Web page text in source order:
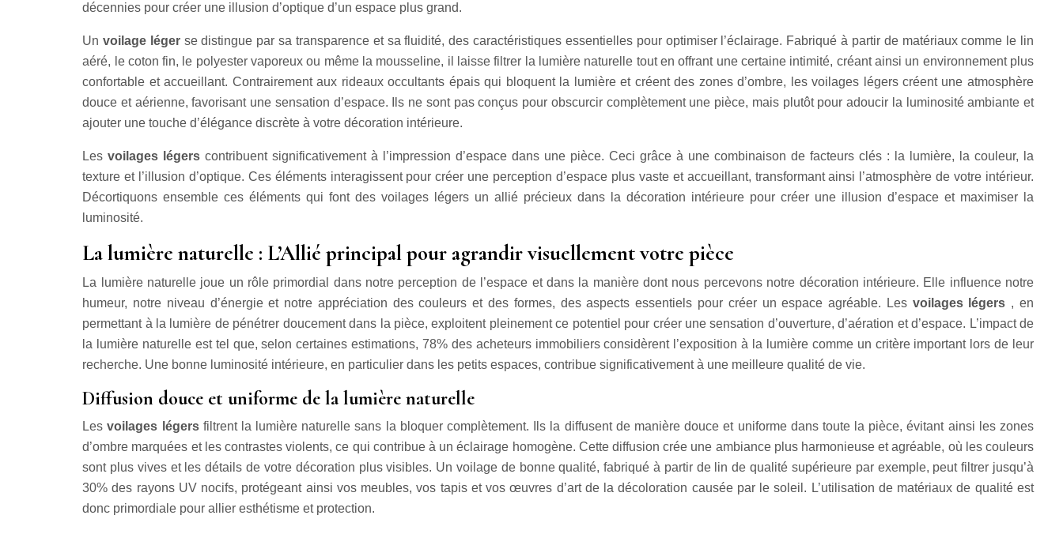
décennies pour créer une illusion d’optique d’un espace plus grand.
Unvoilage léger se distingue par sa transparence et sa fluidité, des caractéristiques essentielles pour optimiser l’éclairage. Fabriqué à partir de matériaux comme le lin
aéré, le coton fin, le polyester vaporeux ou même la mousseline, il laisse filtrer la lumière naturelle tout en offrant une certaine intimité, créant ainsi un environnement plus
confortable et accueillant. Contrairement aux rideaux occultants épais qui bloquent la lumière et créent des zones d’ombre, les voilages légers créent une atmosphère
douce et aérienne, favorisant une sensation d’espace. Ils ne sont pas conçus pour obscurcir complètement une pièce, mais plutôt pour adoucir la luminosité ambiante et
ajouter une touche d’élégance discrète à votre décoration intérieure.
Lesvoilages légerscontribuent significativement à l’impression d’espace dans une pièce. Ceci grâce à une combinaison de facteurs clés : la lumière, la couleur, la
texture et l’illusion d’optique. Ces éléments interagissent pour créer une perception d’espace plus vaste et accueillant, transformant ainsi l’atmosphère de votre intérieur.
Décortiquons ensemble ces éléments qui font des voilages légers un allié précieux dans la décoration intérieure pour créer une illusion d’espace et maximiser la
luminosité.
La lumière naturelle : L’Allié principal pour agrandir visuellement votre pièce
La lumière naturelle joue un rôle primordial dans notre perception de l’espace et dans la manière dont nous percevons notre décoration intérieure. Elle influence notre
humeur, notre niveau d’énergie et notre appréciation des couleurs et des formes, des aspects essentiels pour créer un espace agréable. Les voilages légers , en
permettant à la lumière de pénétrer doucement dans la pièce, exploitent pleinement ce potentiel pour créer une sensation d’ouverture, d’aération et d’espace. L’impact de
la lumière naturelle est tel que, selon certaines estimations, 78% des acheteurs immobiliers considèrent l’exposition à la lumière comme un critère important lors de leur
recherche. Une bonne luminosité intérieure, en particulier dans les petits espaces, contribue significativement à une meilleure qualité de vie.
Diffusion douce et uniforme de la lumière naturelle
Lesvoilages légers filtrent la lumière naturelle sans la bloquer complètement. Ils la diffusent de manière douce et uniforme dans toute la pièce, évitant ainsi les zones
d’ombre marquées et les contrastes violents, ce qui contribue à un éclairage homogène. Cette diffusion crée une ambiance plus harmonieuse et agréable, où les couleurs
sont plus vives et les détails de votre décoration plus visibles. Un voilage de bonne qualité, fabriqué à partir de lin de qualité supérieure par exemple, peut filtrer jusqu’à
30% des rayons UV nocifs, protégeant ainsi vos meubles, vos tapis et vos œuvres d’art de la décoloration causée par le soleil. L’utilisation de matériaux de qualité est
donc primordiale pour allier esthétisme et protection.